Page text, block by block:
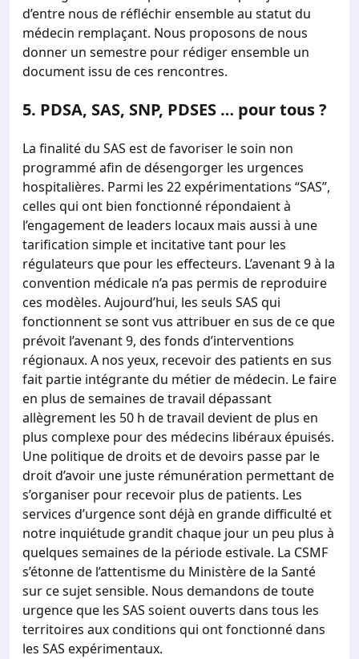
d’entre nous de réfléchir ensemble au statut du
médecin remplaçant. Nous proposons de nous
donner un semestre pour rédiger ensemble un
document issu de ces rencontres.
5. PDSA, SAS, SNP, PDSES … pour tous ?
La finalité du SAS est de favoriser le soin non
programmé afin de désengorger les urgences
hospitalières. Parmi les 22 expérimentations “SAS”,
celles qui ont bien fonctionné répondaient à
l’engagement de leaders locaux mais aussi à une
tarification simple et incitative tant pour les
régulateurs que pour les effecteurs. L’avenant 9 à la
convention médicale n’a pas permis de reproduire
ces modèles. Aujourd’hui, les seuls SAS qui
fonctionnent se sont vus attribuer en sus de ce que
prévoit l’avenant 9, des fonds d’interventions
régionaux. A nos yeux, recevoir des patients en sus
fait partie intégrante du métier de médecin. Le faire
en plus de semaines de travail dépassant
allègrement les 50 h de travail devient de plus en
plus complexe pour des médecins libéraux épuisés.
Une politique de droits et de devoirs passe par le
droit d’avoir une juste rémunération permettant de
s’organiser pour recevoir plus de patients. Les
services d’urgence sont déjà en grande difficulté et
notre inquiétude grandit chaque jour un peu plus à
quelques semaines de la période estivale. La CSMF
s’étonne de l’attentisme du Ministère de la Santé
sur ce sujet sensible. Nous demandons de toute
urgence que les SAS soient ouverts dans tous les
territoires aux conditions qui ont fonctionné dans
les SAS expérimentaux.